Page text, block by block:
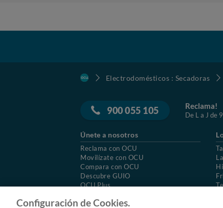
Electrodomésticos : Secadoras
900 055 105 Reclama!
De L a J de
Únete a nosotros
Reclama con OCU
Movilízate con OCU
Compara con OCU
Descubre GUIO
OCU Plus
Configuración de Cookies.